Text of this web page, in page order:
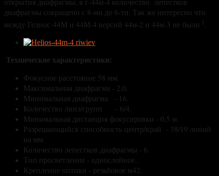
диафрагмы сокращено с 8-ми до 6-ти. Так же интересно что
между Гелиос-44М и 44М-4 версий 44м-2 и 44м-3 не было 1
Технические характеристики:
Фокусное расстояние 58 мм.
Максимальная диафрагма - 2,0.
Минимальная диафрагма - 16.
Количество линз/групп - 6/4.
Минимальная дистанция фокусировки - 0,5 м.
Разрешающийся способность центр/край - 38/19 линий
на мм.
Количество лепестков диафрагмы - 6.
Тип просветление - однослойное.
Крепление оптики - резьбовое м42.